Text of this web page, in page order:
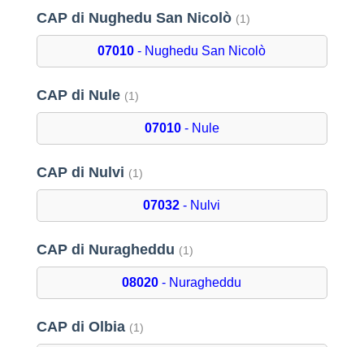
CAP di Nughedu San Nicolò (1)
07010 - Nughedu San Nicolò
CAP di Nule (1)
07010- Nule
CAP di Nulvi (1)
07032 - Nulvi
CAP di Nuragheddu (1)
08020 - Nuragheddu
CAP di Olbia (1)